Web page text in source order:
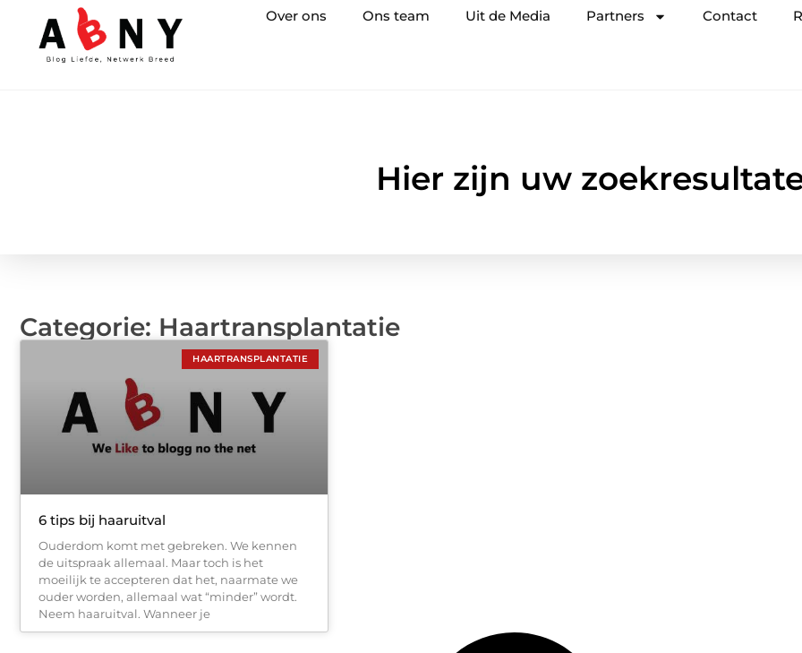
Over ons Ons team Uit de Media Partners Contact
Hier zijn uw
Categorie: Haartransplantatie
HAARTRANSPLANTATIE
6 tips bij haaruitval
Ouderdom komt met gebreken. We kennen
de uitspraak allemaal. Maar toch is het
moeilijk te accepteren dat het, naarmate we
ouder worden, allemaal wat “minder” wordt.
Neem haaruitval. Wanneer je